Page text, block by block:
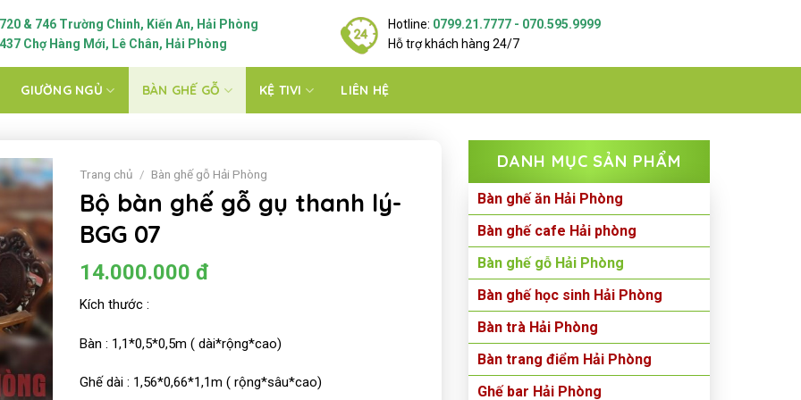
720 & 746 Trường Chinh, Kiến An, Hải Phòng
437 Chợ Hàng Mới, Lê Chân, Hải Phòng
Hotline: 0799.21.7777 - 070.595.9999
Hỗ trợ khách hàng 24/7
GIƯỜNG NGỦ BÀN GHẾ GỖ KỆ TIVI LIÊN HỆ
DANH MỤC SẢN PHẨM
Bàn ghế ăn Hải Phòng
Bàn ghế cafe Hải phòng
Bàn ghế gỗ Hải Phòng
Bàn ghế học sinh Hải Phòng
Bàn trà Hải Phòng
Bàn trang điểm Hải Phòng
Ghế bar Hải Phòng
Trang chủ / Bàn ghế gỗ Hải Phòng
Bộ bàn ghế gỗ gụ thanh lý-
BGG 07
14.000.000 đ
Kích thước :
Bàn : 1,1*0,5*0,5m ( dài*rộng*cao)
Ghế dài : 1,56*0,66*1,1m ( rộng*sâu*cao)